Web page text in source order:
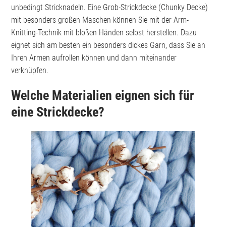
unbedingt Stricknadeln. Eine Grob-Strickdecke (Chunky Decke)
mit besonders großen Maschen können Sie mit der Arm-
Knitting-Technik mit bloßen Händen selbst herstellen. Dazu
eignet sich am besten ein besonders dickes Garn, dass Sie an
Ihren Armen aufrollen können und dann miteinander
verknüpfen.
Welche Materialien eignen sich für
eine Strickdecke?